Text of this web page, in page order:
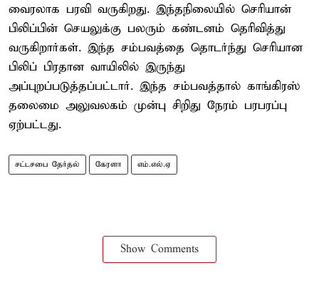
வைரலாக பரவி வருகிறது. இந்தநிலையில் செரியான்
பிலிப்பின் செயலுக்கு பலரும் கண்டனம் தெரிவித்து
வருகிறார்கள். இந்த சம்பவத்தை தொடர்ந்து செரியான
பிலிப் பிரதான வாயிலில் இருந்து
அப்புறப்படுத்தப்பட்டார். இந்த சம்பவத்தால் காங்கிரஸ்
தலைமை அலுவலகம் முன்பு சிறிது நேரம் பரபரப்பு
ஏற்பட்டது.
சட்டசபை தேர்தல் கேரளா எம்.எல்.ஏ
Show Comments